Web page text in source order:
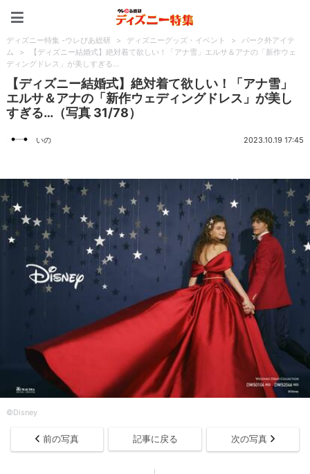
ディズニー特集 -ウレぴあ総研 > ディズニーグッズ・イベント >
パーク外アイテ
ム
>
【ディズニー結婚式】絶対着て欲しい！「アナ雪」エルサ＆アナの「新作ウェ
ディングドレス」が美しすぎる…
【ディズニー結婚式】絶対着て欲しい！「アナ雪」
エルサ＆アナの「新作ウェディングドレス」が美し
すぎる…（写真 31/78）
いの 2023.10.19 17:45
©Disney
前の写真 記事に戻る 次の写真